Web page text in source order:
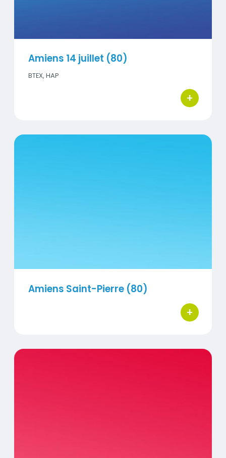
Amiens 14 juillet (80)
BTEX, HAP
+
bouton
Titre
Amiens Saint-Pierre (80)
Amiens Saint-Pierre (80)
+
bouton
Titre
Beauvais (60)